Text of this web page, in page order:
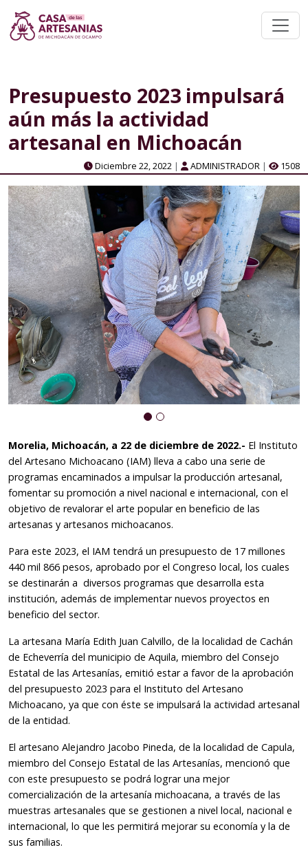
Presupuesto 2023 impulsará
aún más la actividad
artesanal en Michoacán
Diciembre 22, 2022 | ADMINISTRADOR | 1508
Morelia, Michoacán, a 22 de diciembre de 2022.- El Instituto
del Artesano Michoacano (IAM) lleva a cabo una serie de
programas encaminados a impulsar la producción artesanal,
fomentar su promoción a nivel nacional e internacional, con el
objetivo de revalorar el arte popular en beneficio de las
artesanas y artesanos michoacanos.
Para este 2023, el IAM tendrá un presupuesto de 17 millones
440 mil 866 pesos, aprobado por el Congreso local, los cuales
se destinarán a diversos programas que desarrolla esta
institución, además de implementar nuevos proyectos en
beneficio del sector.
La artesana María Edith Juan Calvillo, de la localidad de Cachán
de Echeverría del municipio de Aquila, miembro del Consejo
Estatal de las Artesanías, emitió estar a favor de la aprobación
del presupuesto 2023 para el Instituto del Artesano
Michoacano, ya que con éste se impulsará la actividad artesanal
de la entidad.
El artesano Alejandro Jacobo Pineda, de la localidad de Capula,
miembro del Consejo Estatal de las Artesanías, mencionó que
con este presupuesto se podrá lograr una mejor
comercialización de la artesanía michoacana, a través de las
muestras artesanales que se gestionen a nivel local, nacional e
internacional, lo que les permitirá mejorar su economía y la de
sus familias.